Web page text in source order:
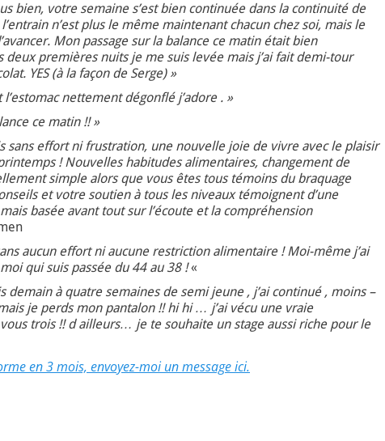
bien, votre semaine s’est bien continuée dans la continuité de
n’est plus le même maintenant chacun chez soi, mais le
Mon passage sur la balance ce matin était bien
deux premières nuits je me suis levée mais j’ai fait demi-tour
YES (à la façon de Serge) »
nettement dégonflé j’adore . »
ce matin !! »
sans effort ni frustration, une nouvelle joie de vivre avec le plaisir
! Nouvelles habitudes alimentaires, changement de
simple alors que vous êtes tous témoins du braquage
et votre soutien à tous les niveaux témoignent d’une
basée avant tout sur l’écoute et la compréhension
aucun effort ni aucune restriction alimentaire ! Moi-même j’ai
qui suis passée du 44 au 38 !«
demain à quatre semaines de semi jeune , j’ai continué , moins –
je perds mon pantalon !! hi hi … j’ai vécu une vraie
trois !! d ailleurs… je te souhaite un stage aussi riche pour le
en 3 mois, envoyez-moi un message ici.